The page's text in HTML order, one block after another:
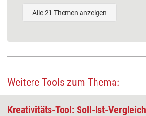
Alle 21 Themen anzeigen
Weitere Tools zum Thema:
Kreativitäts-Tool: Soll-Ist-Vergleich